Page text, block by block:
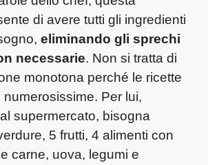
di avere tutti gli ingredienti
eliminando gli sprechi
necessarie. Non si tratta di
monotona perché le ricette
Per lui,
supermercato, bisogna
5 frutti, 4 alimenti con
carne, uova, legumi e